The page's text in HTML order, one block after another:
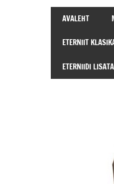
SEE
ÕIGE
AVALEHT
ETERNIIT
ETERNIIDI